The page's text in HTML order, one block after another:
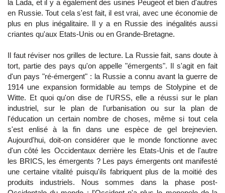
la Lada, et il y a également des usines Peugeot et bien d'autres
en Russie. Tout cela s'est fait, il est vrai, avec une économie de
plus en plus inégalitaire. Il y a en Russie des inégalités aussi
criantes qu'aux Etats-Unis ou en Grande-Bretagne.
Il faut réviser nos grilles de lecture. La Russie fait, sans doute à
tort, partie des pays qu'on appelle "émergents". Il s'agit en fait
d'un pays "ré-émergent" : la Russie a connu avant la guerre de
1914 une expansion formidable au temps de Stolypine et de
Witte. Et quoi qu'on dise de l'URSS, elle a réussi sur le plan
industriel, sur le plan de l'urbanisation ou sur la plan de
l'éducation un certain nombre de choses, même si tout cela
s'est enlisé à la fin dans une espèce de gel brejnevien.
Aujourd'hui, doit-on considérer que le monde fonctionne avec
d'un côté les Occidentaux derrière les Etats-Unis et de l'autre
les BRICS, les émergents ? Les pays émergents ont manifesté
une certaine vitalité puisqu'ils fabriquent plus de la moitié des
produits industriels. Nous sommes dans la phase post-